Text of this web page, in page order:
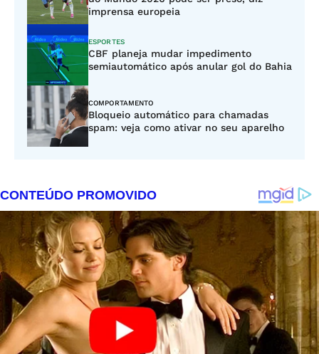
imprensa europeia
ESPORTES
CBF planeja mudar impedimento
semiautomático após anular gol do Bahia
COMPORTAMENTO
Bloqueio automático para chamadas
spam: veja como ativar no seu aparelho